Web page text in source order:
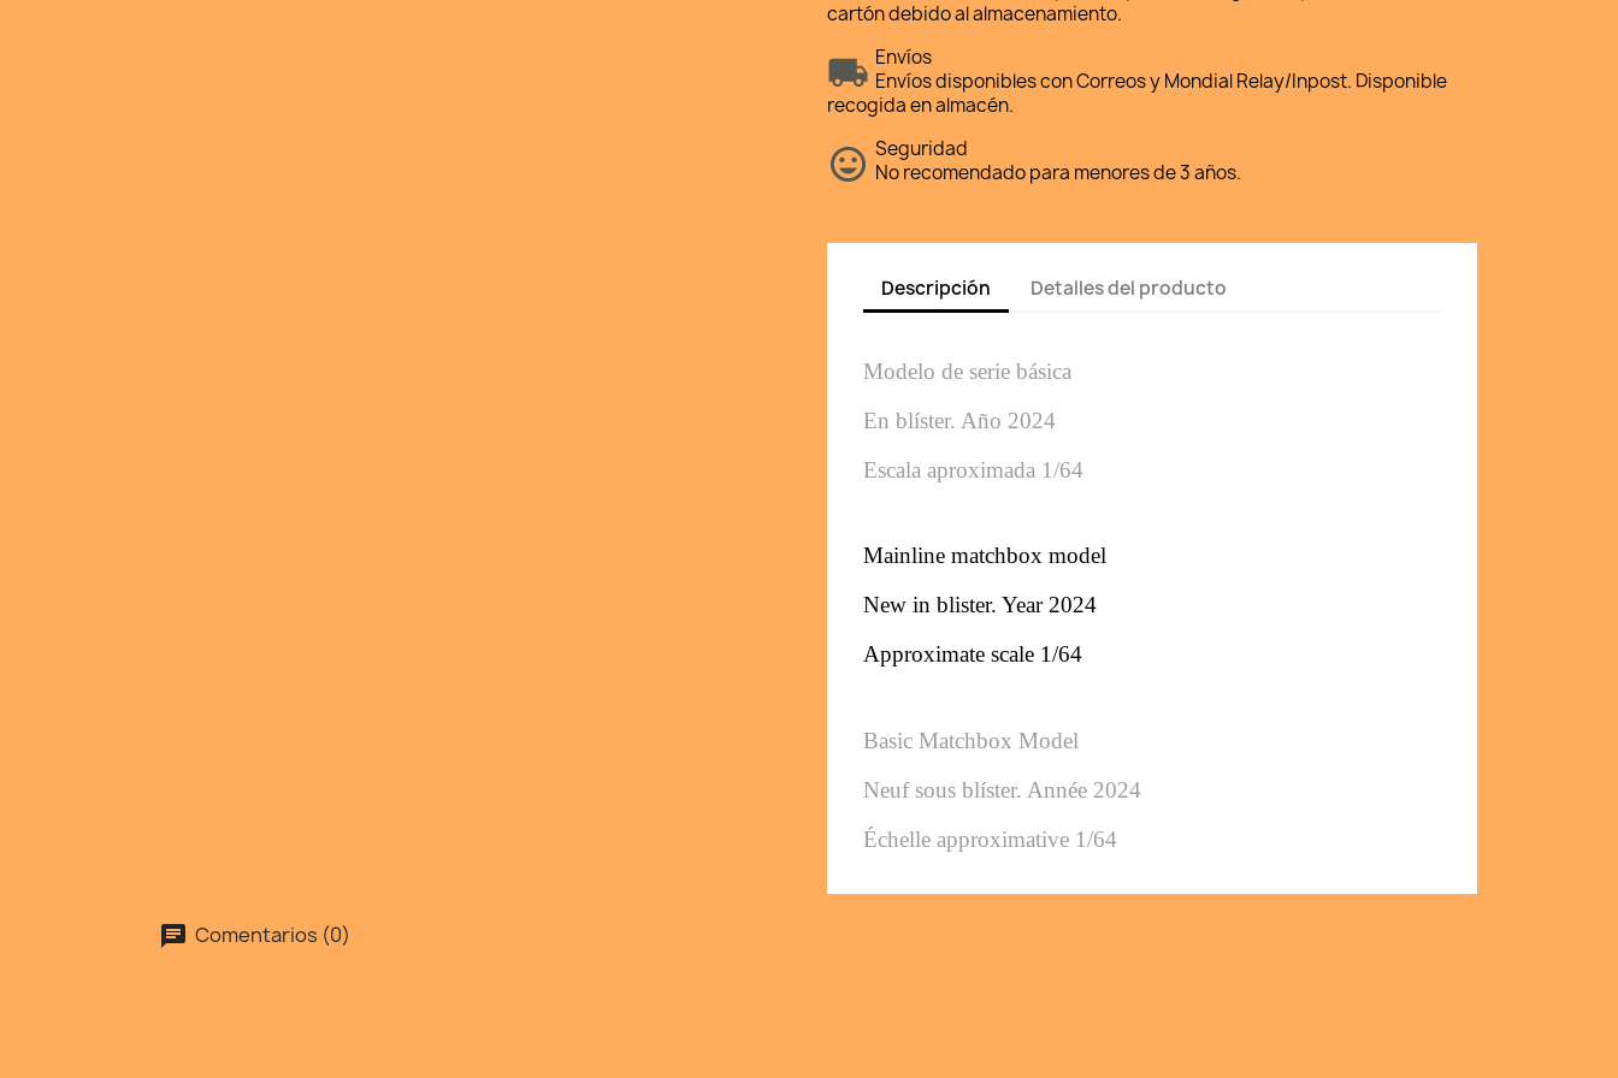
cartón debido al almacenamiento.
Envíos
Envíos disponibles con Correos y Mondial Relay/Inpost. Disponible
recogida en almacén.
Seguridad
No recomendado para menores de 3 años.
Descripción Detalles del producto
Modelo de serie básica
En blíster. Año 2024
Escala aproximada 1/64
Mainline matchbox model
New in blister. Year 2024
Approximate scale 1/64
Basic Matchbox Model
Neuf sous blíster. Année 2024
Échelle approximative 1/64
Comentarios (0)